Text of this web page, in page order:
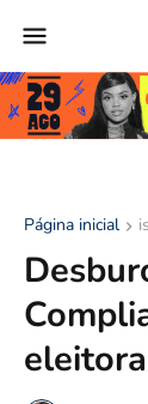
Página inicial